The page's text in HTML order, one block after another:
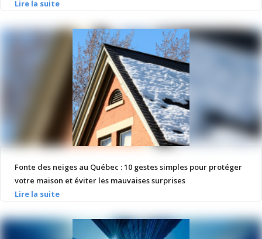
Fonte des neiges au Québec : 10 gestes simples pour protéger
votre maison et éviter les mauvaises surprises